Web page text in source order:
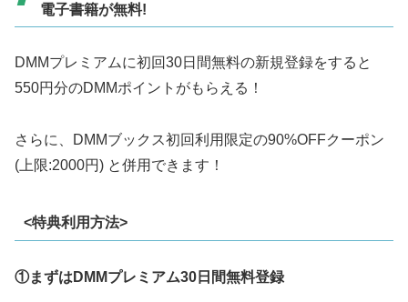
電子書籍が無料!
DMMプレミアムに初回30日間無料の新規登録をすると
550円分のDMMポイントがもらえる！
さらに、DMMブックス初回利用限定の90%OFFクーポン
(上限:2000円) と併用できます！
<特典利用方法>
①まずはDMMプレミアム30日間無料登録